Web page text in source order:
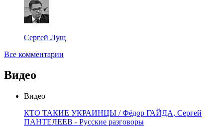
Сергей Лущ
Все комментарии
Видео
Видео
КТО ТАКИЕ УКРАИНЦЫ / Фёдор ГАЙДА, Сергей
ПАНТЕЛЕЕВ - Русские разговоры